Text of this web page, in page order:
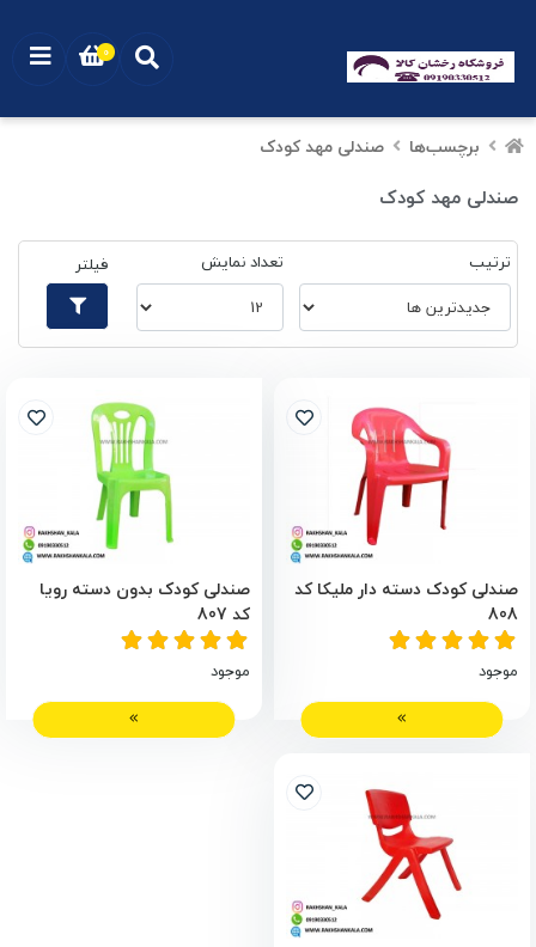
برچسب‌ها صندلی مهد کودک
صندلی مهد کودک
ترتیب تعداد نمایش فیلتر
صندلی کودک دسته دار ملیکا کد
808
موجود
صندلی کودک بدون دسته رویا
کد 807
موجود
0